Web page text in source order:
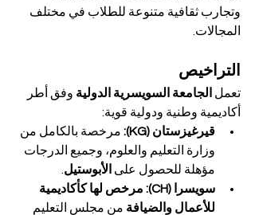
وتجارب ثقافية متنوعة للطلاب في مختلف
المجالات.
التراخيص
تعمل الجامعة السويسرية الدولية وفق أطر
أكاديمية وطنية ودولية قوية:
قيرغيزستان (KG):
مرخصة بالكامل من
وزارة التعليم والعلوم، وجميع الدرجات
مؤهلة للحصول على الأبوستيل
سويسرا (CH):
مرخص لها كأكاديمية
للأعمال والضيافة من مجلس التعليم